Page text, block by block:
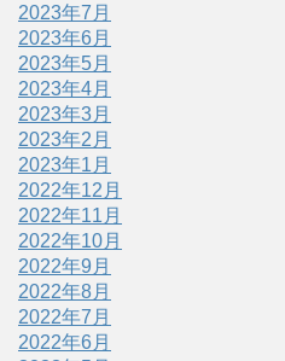
2023年7月
2023年6月
2023年5月
2023年4月
2023年3月
2023年2月
2023年1月
2022年12月
2022年11月
2022年10月
2022年9月
2022年8月
2022年7月
2022年6月